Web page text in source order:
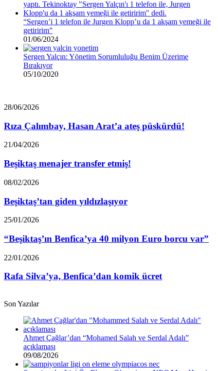
“Sergen’i 1 telefon ile Jurgen Klopp’u da 1 akşam yemeği ile
getiririm”
01/06/2024
Sergen Yalçın: Yönetim Sorumluluğu Benim Üzerime
Bırakıyor
05/10/2020
Rıza
Hasan
Arat’a
ateş
28/06/2026
Rıza Çalımbay, Hasan Arat’a ateş püskürdü!
Beşiktaş
transfer
etmiş!
21/04/2026
Beşiktaş menajer transfer etmiş!
Beşiktaş’tan
yıldızlaşıyor
08/02/2026
Beşiktaş’tan giden yıldızlaşıyor
“Beşiktaş’ın
40
milyon
Euro
borcu
var”
25/01/2026
“Beşiktaş’ın Benfica’ya 40 milyon Euro borcu var”
Rafa
Benfica’dan
22/01/2026
Rafa Silva’ya, Benfica’dan komik ücret
Son Yazılar
Ahmet Çağlar’dan “Mohamed Salah ve Serdal Adalı”
açıklaması
09/08/2026